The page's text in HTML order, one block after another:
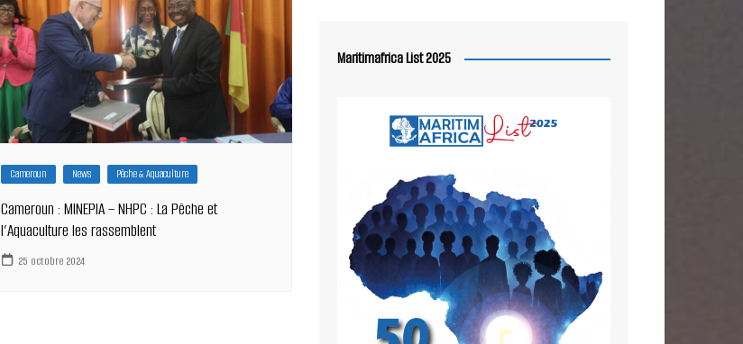
Cameroun News Pêche & Aquaculture
Cameroun : MINEPIA – NHPC : La Pêche et
l’Aquaculture les rassemblent
25 octobre 2024
Maritimafrica List 2025